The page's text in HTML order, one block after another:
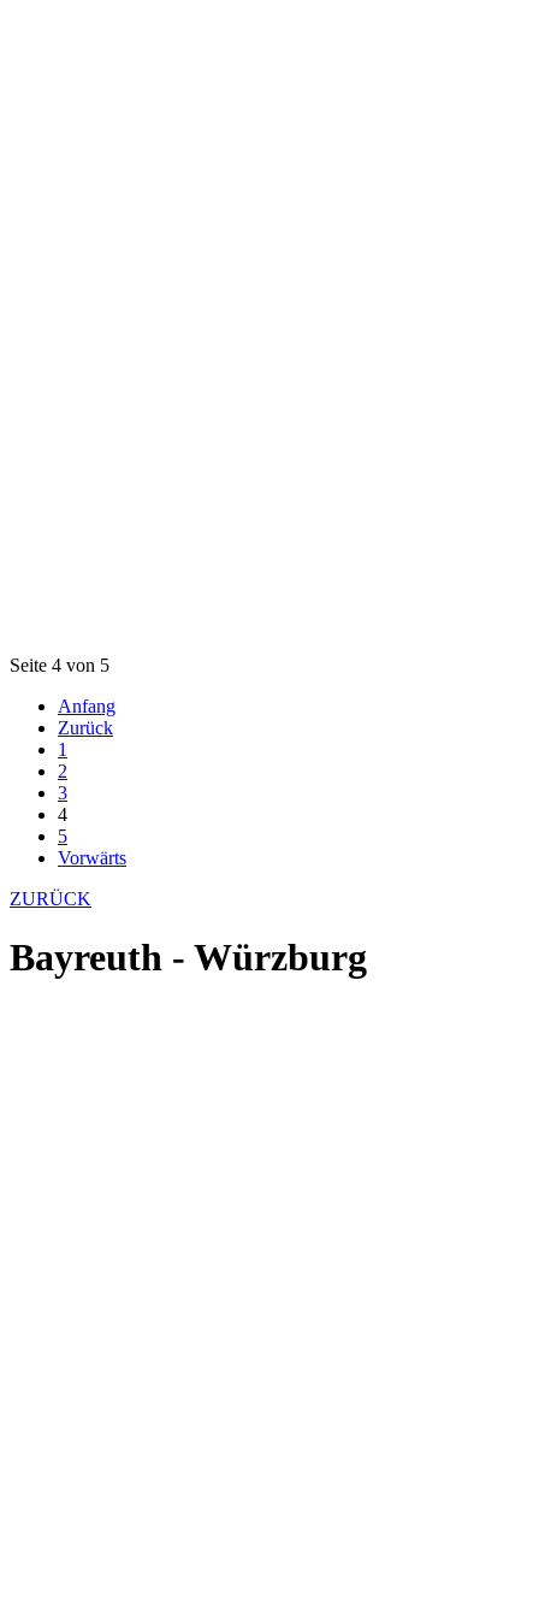
Seite 4 von 5
Anfang
Zurück
1
2
3
4
5
Vorwärts
ZURÜCK
Bayreuth - Würzburg